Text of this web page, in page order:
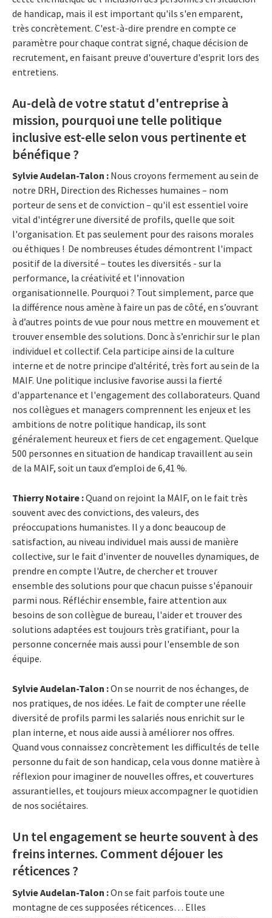
de handicap, mais il est important qu'ils s'en emparent,
très concrètement. C'est-à-dire prendre en compte ce
paramètre pour chaque contrat signé, chaque décision de
recrutement, en faisant preuve d'ouverture d'esprit lors des
entretiens.
Au-delà de votre statut d'entreprise à
mission, pourquoi une telle politique
inclusive est-elle selon vous pertinente et
bénéfique ?
Sylvie Audelan-Talon : Nous croyons fermement au sein de
notre DRH, Direction des Richesses humaines – nom
porteur de sens et de conviction – qu'il est essentiel voire
vital d'intégrer une diversité de profils, quelle que soit
l'organisation. Et pas seulement pour des raisons morales
ou éthiques ! De nombreuses études démontrent l'impact
positif de la diversité – toutes les diversités - sur la
performance, la créativité et l’innovation
organisationnelle. Pourquoi ? Tout simplement, parce que
la différence nous amène à faire un pas de côté, en s’ouvrant
à d’autres points de vue pour nous mettre en mouvement et
trouver ensemble des solutions. Donc à s’enrichir sur le plan
individuel et collectif. Cela participe ainsi de la culture
interne et de notre principe d’altérité, très fort au sein de la
MAIF. Une politique inclusive favorise aussi la fierté
d'appartenance et l'engagement des collaborateurs. Quand
nos collègues et managers comprennent les enjeux et les
ambitions de notre politique handicap, ils sont
généralement heureux et fiers de cet engagement. Quelque
500 personnes en situation de handicap travaillent au sein
de la MAIF, soit un taux d’emploi de 6,41 %.
Thierry Notaire :Quand on rejoint la MAIF, on le fait très
souvent avec des convictions, des valeurs, des
préoccupations humanistes. Il y a donc beaucoup de
satisfaction, au niveau individuel mais aussi de manière
collective, sur le fait d'inventer de nouvelles dynamiques, de
prendre en compte l'Autre, de chercher et trouver
ensemble des solutions pour que chacun puisse s'épanouir
parmi nous. Réfléchir ensemble, faire attention aux
besoins de son collègue de bureau, l'aider et trouver des
solutions adaptées est toujours très gratifiant, pour la
personne concernée mais aussi pour l'ensemble de son
équipe.
Sylvie Audelan-Talon :On se nourrit de nos échanges, de
nos pratiques, de nos idées. Le fait de compter une réelle
diversité de profils parmi les salariés nous enrichit sur le
plan interne, et nous aide aussi à améliorer nos offres.
Quand vous connaissez concrètement les difficultés de telle
personne du fait de son handicap, cela vous donne matière à
réflexion pour imaginer de nouvelles offres, et couvertures
assurantielles, et toujours mieux accompagner le quotidien
de nos sociétaires.
Un tel engagement se heurte souvent à des
freins internes. Comment déjouer les
réticences ?
Sylvie Audelan-Talon :On se fait parfois toute une
montagne de ces supposées réticences… Elles